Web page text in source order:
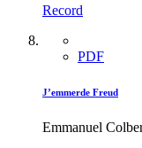
Record
PDF
J’emmerde Freud
Emmanuel